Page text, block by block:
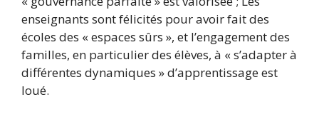
enseignants sont félicités pour avoir fait des
écoles des « espaces sûrs », et l’engagement des
familles, en particulier des élèves, à « s’adapter à
différentes dynamiques » d’apprentissage est
loué.